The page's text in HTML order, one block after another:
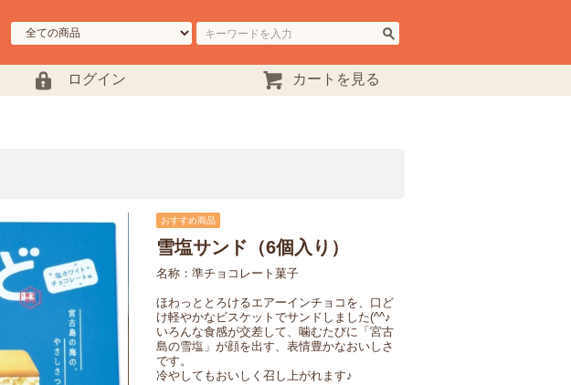
ログイン カートを見る
おすすめ商品
雪塩サンド（6個入り）
名称：準チョコレート菓子
ほわっととろけるエアーインチョコを、口ど
け軽やかなビスケットでサンドしました(^^♪
いろんな食感が交差して、噛むたびに「宮古
島の雪塩」が顔を出す、表情豊かなおいしさ
です。
冷やしてもおいしく召し上がれます♪